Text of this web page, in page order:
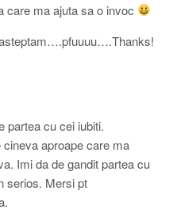
care ma ajuta sa o invoc
partea cu cei iubiti.
aproape care ma
Imi da de gandit partea cu
serios. Mersi pt